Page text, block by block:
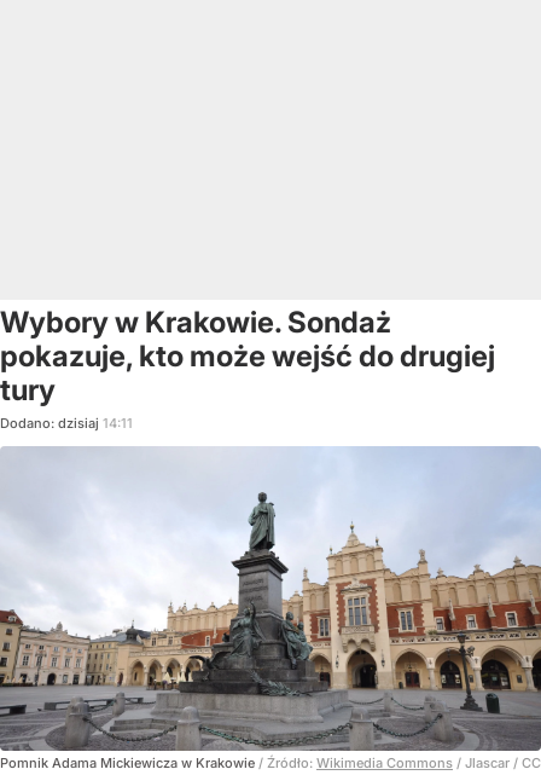
Wybory w Krakowie. Sondaż
pokazuje, kto może wejść do drugiej
tury
Dodano: dzisiaj 14:11
Pomnik Adama Mickiewicza w Krakowie / Źródło: Wikimedia Commons / Jlascar / CC